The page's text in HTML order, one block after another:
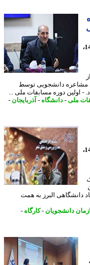
دانشجویی توسط
دوره مسابقات ملی ...
-دانشگاه-آذربایجان-
البرز به همت
دانشجویان-کارگاه-